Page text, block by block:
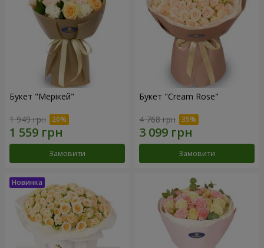
Букет "Мерікей"
1 949 грн
Замовити
Букет "Cream Rose"
4 768 грн
Замовити